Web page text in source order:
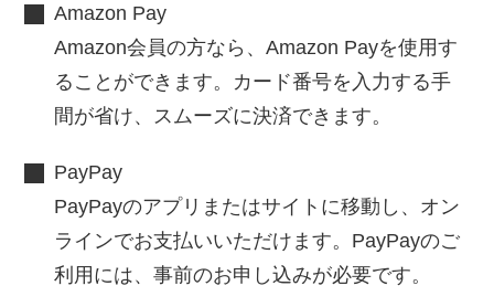
Amazon Pay
Amazon会員の方なら、Amazon Payを使用す
ることができます。カード番号を入力する手
間が省け、スムーズに決済できます。
PayPay
PayPayのアプリまたはサイトに移動し、オン
ラインでお支払いいただけます。PayPayのご
利用には、事前のお申し込みが必要です。